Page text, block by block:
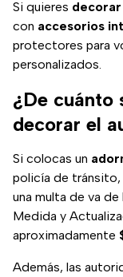
Si quieres
con accesorios
protectores para
personalizados.
¿De cuánto
decorar el
Si colocas un
policía de tránsito,
una multa de va
Medida y
aproximadamente
Además, las